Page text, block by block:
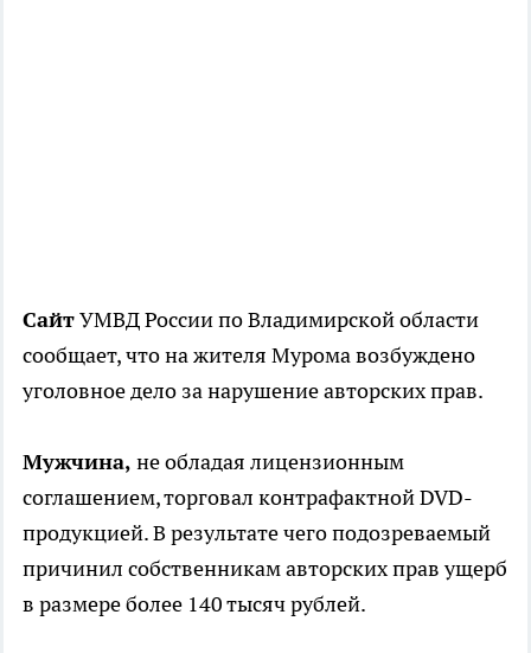
СайтУМВД России по Владимирской области
сообщает, что на жителя Мурома возбуждено
уголовное дело за нарушение авторских прав.
Мужчина, не обладая лицензионным
соглашением, торговал контрафактной DVD-
продукцией. В результате чего подозреваемый
причинил собственникам авторских прав ущерб
в размере более 140 тысяч рублей.